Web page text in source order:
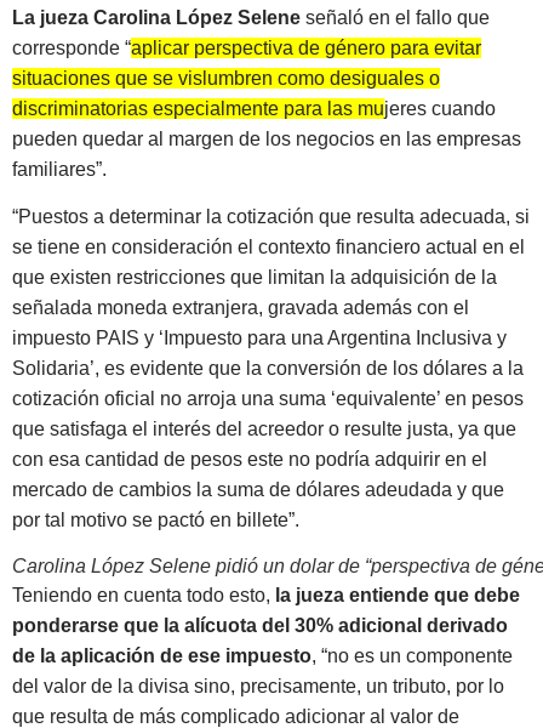
La jueza Carolina López Selene señaló en el fallo que
corresponde “aplicar perspectiva de género para evitar
situaciones que se vislumbren como desiguales o
discriminatorias especialmente para las mujeres cuando
pueden quedar al margen de los negocios en las empresas
familiares”.
“Puestos a determinar la cotización que resulta adecuada, si
se tiene en consideración el contexto financiero actual en el
que existen restricciones que limitan la adquisición de la
señalada moneda extranjera, gravada además con el
impuesto PAIS y ‘Impuesto para una Argentina Inclusiva y
Solidaria’, es evidente que la conversión de los dólares a la
cotización oficial no arroja una suma ‘equivalente’ en pesos
que satisfaga el interés del acreedor o resulte justa, ya que
con esa cantidad de pesos este no podría adquirir en el
mercado de cambios la suma de dólares adeudada y que
por tal motivo se pactó en billete”.
Carolina López Selene pidió un dolar de “perspectiva de
Teniendo en cuenta todo esto, la jueza entiende que debe
ponderarse que la alícuota del 30% adicional derivado
de la aplicación de ese impuesto, “no es un componente
del valor de la divisa sino, precisamente, un tributo, por lo
que resulta de más complicado adicionar al valor de